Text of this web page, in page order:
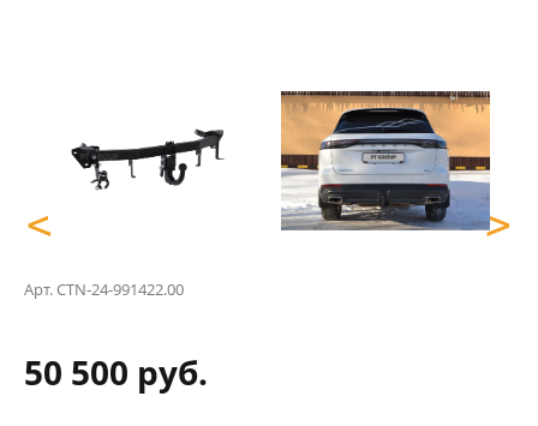
< >
Арт.CTN-24-991422.00
50 500 руб.